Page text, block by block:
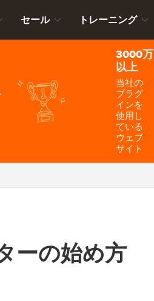
セール トレーニング
3000万
以上
当社の
プラグ
インを
使用し
ている
ウェブ
サイト
ーの始め方